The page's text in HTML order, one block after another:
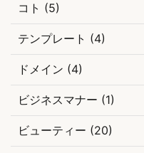
コト (5)
テンプレート (4)
ドメイン (4)
ビジネスマナー (1)
ビューティー (20)